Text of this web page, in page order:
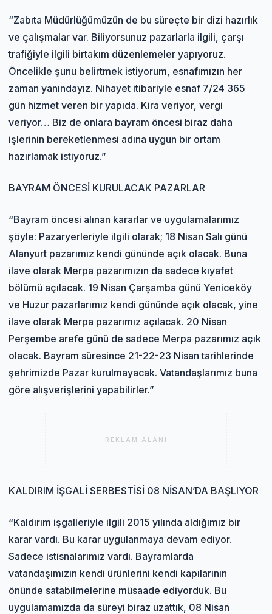
“Zabıta Müdürlüğümüzün de bu süreçte bir dizi hazırlık
ve çalışmalar var. Biliyorsunuz pazarlarla ilgili, çarşı
trafiğiyle ilgili birtakım düzenlemeler yapıyoruz.
Öncelikle şunu belirtmek istiyorum, esnafımızın her
zaman yanındayız. Nihayet itibariyle esnaf 7/24 365
gün hizmet veren bir yapıda. Kira veriyor, vergi
veriyor… Biz de onlara bayram öncesi biraz daha
işlerinin bereketlenmesi adına uygun bir ortam
hazırlamak istiyoruz.”
BAYRAM ÖNCESİ KURULACAK PAZARLAR
“Bayram öncesi alınan kararlar ve uygulamalarımız
şöyle: Pazaryerleriyle ilgili olarak; 18 Nisan Salı günü
Alanyurt pazarımız kendi gününde açık olacak. Buna
ilave olarak Merpa pazarımızın da sadece kıyafet
bölümü açılacak. 19 Nisan Çarşamba günü Yeniceköy
ve Huzur pazarlarımız kendi gününde açık olacak, yine
ilave olarak Merpa pazarımız açılacak. 20 Nisan
Perşembe arefe günü de sadece Merpa pazarımız açık
olacak. Bayram süresince 21-22-23 Nisan tarihlerinde
şehrimizde Pazar kurulmayacak. Vatandaşlarımız buna
göre alışverişlerini yapabilirler.”
REKLAM ALANI
KALDIRIM İŞGALİ SERBESTİSİ 08 NİSAN’DA BAŞLIYOR
“Kaldırım işgalleriyle ilgili 2015 yılında aldığımız bir
karar vardı. Bu karar uygulanmaya devam ediyor.
Sadece istisnalarımız vardı. Bayramlarda
vatandaşımızın kendi ürünlerini kendi kapılarının
önünde satabilmelerine müsaade ediyorduk. Bu
uygulamamızda da süreyi biraz uzattık, 08 Nisan